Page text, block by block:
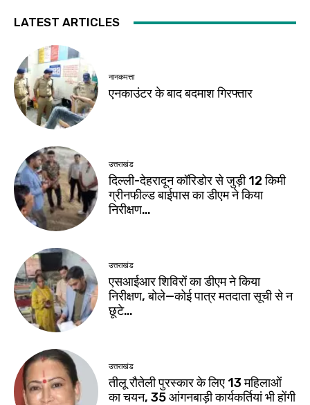
LATEST ARTICLES
नानकमत्ता
एनकाउंटर के बाद बदमाश गिरफ्तार
उत्तराखंड
दिल्ली-देहरादून कॉरिडोर से जुड़ी 12 किमी
ग्रीनफील्ड बाईपास का डीएम ने किया
निरीक्षण…
उत्तराखंड
एसआईआर शिविरों का डीएम ने किया
निरीक्षण, बोले—कोई पात्र मतदाता सूची से न
छूटे…
उत्तराखंड
तीलू रौतेली पुरस्कार के लिए 13 महिलाओं
का चयन, 35 आंगनबाड़ी कार्यकर्तियां भी होंगी